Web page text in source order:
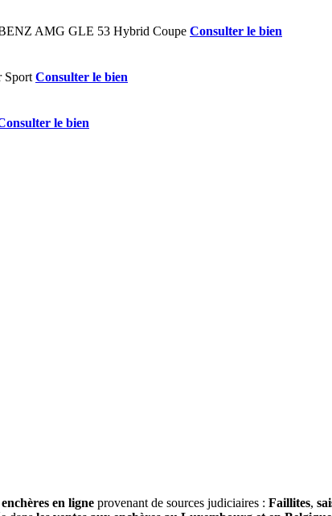
Consulter le bien
Consulter le bien
le bien
en ligne provenant de sources judiciaires : Faillites,